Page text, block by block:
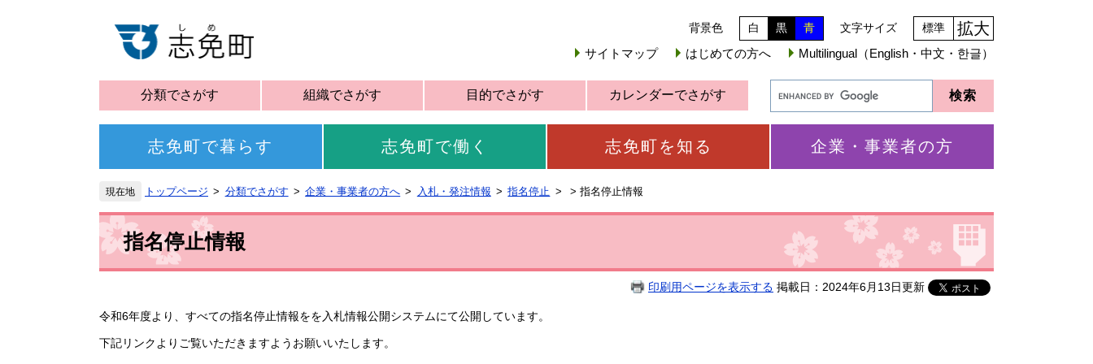
背景色 白 黒 青 文字サイズ 標準 拡大
サイトマップ はじめての方へ Multilingual（English・中文・한글）
分類でさがす 組織でさがす 目的でさがす カレンダーでさがす
志免町で暮らす 志免町で働く 志免町を知る 企業・事業者の方
トップページ 分類でさがす 企業・事業者の方へ 入札・発注情報 指名停止 > 指名停止情報
指名停止情報
印刷用ページを表示する 掲載日：2024年6月13日更新
令和6年度より、すべての指名停止情報をを入札情報公開システムにて公開しています。
下記リンクよりご覧いただきますようお願いいたします。